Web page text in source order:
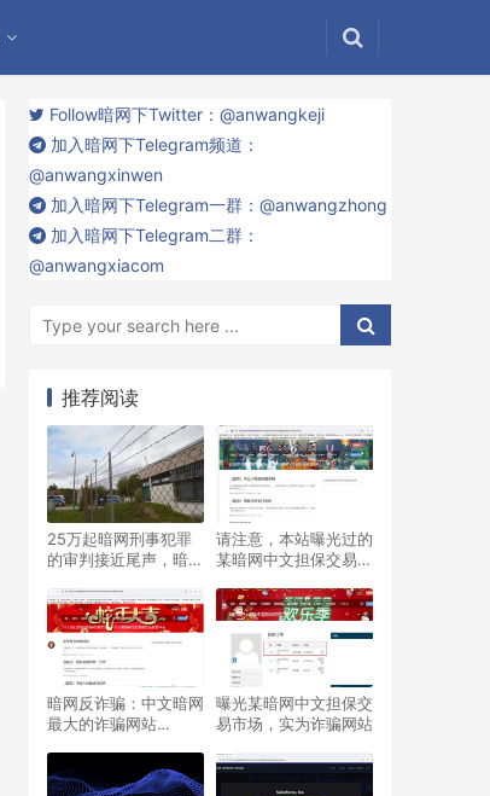
Follow暗网下Twitter：@anwangkeji
加入暗网下Telegram频道：
@anwangxinwen
加入暗网下Telegram一群：@anwangzhong
加入暗网下Telegram二群：
@anwangxiacom
推荐阅读
25万起暗网刑事犯罪
的审判接近尾声，暗网
体中服务器运行
请注意，本站曝光过的
某暗网中文担保交易市
又新增多位网友被骗
暗网反诈骗：中文暗网
最大的诈骗网站
担保交易市场”，春节
期间大肆行骗
曝光某暗网中文担保交
易市场，实为诈骗网站